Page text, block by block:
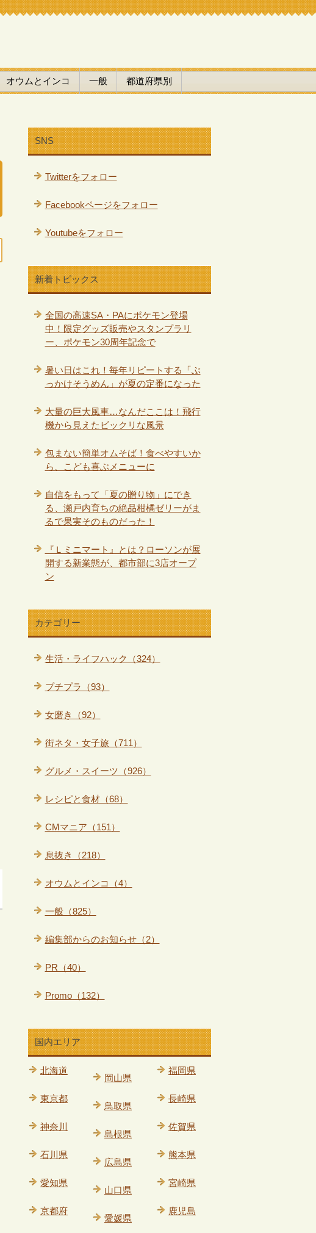
オウムとインコ 一般 都道府県別
SNS
Twitterをフォロー
Facebookページをフォロー
Youtubeをフォロー
新着トピックス
全国の高速SA・PAにポケモン登場
中！限定グッズ販売やスタンプラリ
ー、ポケモン30周年記念で
暑い日はこれ！毎年リピートする「ぶ
っかけそうめん」が夏の定番になった
大量の巨大風車…なんだここは！飛行
機から見えたビックリな風景
包まない簡単オムそば！食べやすいか
ら、こども喜ぶメニューに
自信をもって「夏の贈り物」にでき
る、瀬戸内育ちの絶品柑橘ゼリーがま
るで果実そのものだった！
『Ｌミニマート』とは？ローソンが展
開する新業態が、都市部に3店オープ
ン
カテゴリー
生活・ライフハック（324）
プチプラ（93）
女磨き（92）
街ネタ・女子旅（711）
グルメ・スイーツ（926）
レシピと食材（68）
CMマニア（151）
息抜き（218）
オウムとインコ（4）
一般（825）
編集部からのお知らせ（2）
PR（40）
Promo（132）
国内エリア
北海道
東京都
神奈川
石川県
愛知県
京都府
岡山県
鳥取県
島根県
広島県
山口県
愛媛県
福岡県
長崎県
佐賀県
熊本県
宮崎県
鹿児島